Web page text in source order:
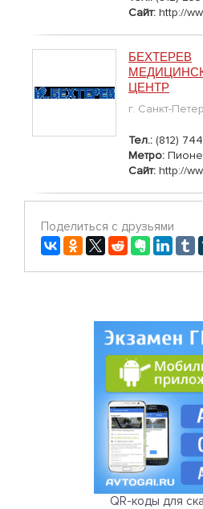
Сайт: http://
БЕХТЕРЕВ
ЦЕНТР
г. Санкт-
Тел.: (812)
Метро:
Сайт: http://
Поделиться с друзьями
QR-коды для